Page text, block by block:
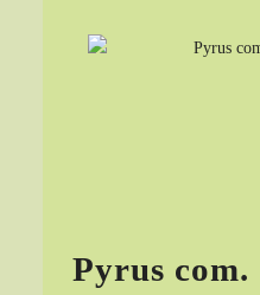
Pyrus